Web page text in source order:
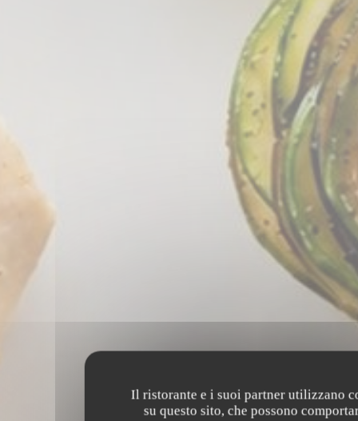
Il ristorante e i suoi partner utilizzano
su questo sito, che possono